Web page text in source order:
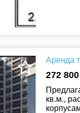
Аренда
272
кв.м.,